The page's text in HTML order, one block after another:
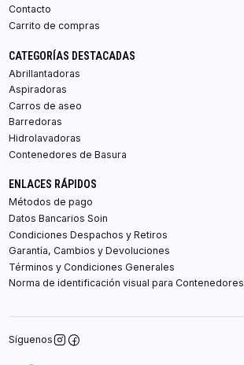
Contacto
Carrito de compras
CATEGORÍAS DESTACADAS
Abrillantadoras
Aspiradoras
Carros de aseo
Barredoras
Hidrolavadoras
Contenedores de Basura
ENLACES RÁPIDOS
Métodos de pago
Datos Bancarios Soin
Condiciones Despachos y Retiros
Garantía, Cambios y Devoluciones
Términos y Condiciones Generales
Norma de identificación visual para Contenedores
Síguenos